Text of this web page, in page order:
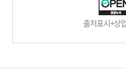
출처표시+상